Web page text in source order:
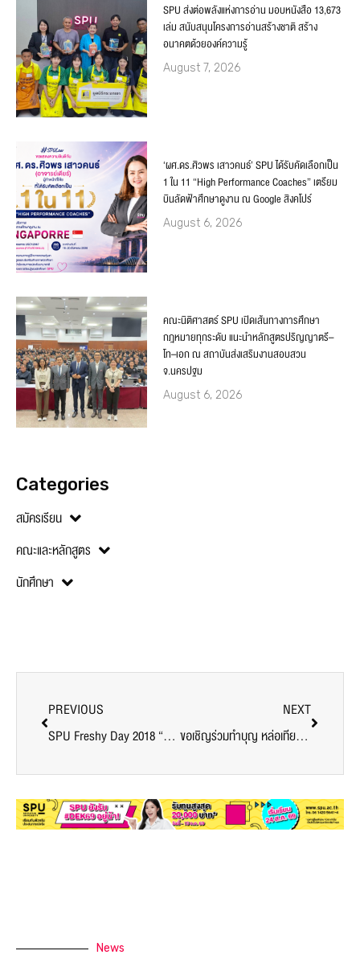
SPU ส่งต่อพลังแห่งการอ่าน มอบหนังสือ 13,673
เล่ม สนับสนุนโครงการอ่านสร้างชาติ สร้าง
อนาคตด้วยองค์ความรู้
August 7, 2026
‘ผศ.ดร.ศิวพร เสาวคนธ์’ SPU ได้รับคัดเลือกเป็น
1 ใน 11 “High Performance Coaches” เตรียม
บินลัดฟ้าศึกษาดูงาน ณ Google สิงคโปร์
August 6, 2026
คณะนิติศาสตร์ SPU เปิดเส้นทางการศึกษา
กฎหมายทุกระดับ แนะนำหลักสูตรปริญญาตรี–
โท–เอก ณ สถาบันส่งเสริมงานสอบสวน
จ.นครปฐม
August 6, 2026
Categories
สมัครเรียน
คณะและหลักสูตร
นักศึกษา
PREVIOUS
SPU Freshy Day 2018 “ตามรอยเท้าพ่อ”
NEXT
ขอเชิญร่วมทำบุญ หล่อเทียนพรรษาและแห่เทียนพรรษา “วันอาสาฬหบูชาและวันเข้าพรรษา” ประจำปี 2561
News